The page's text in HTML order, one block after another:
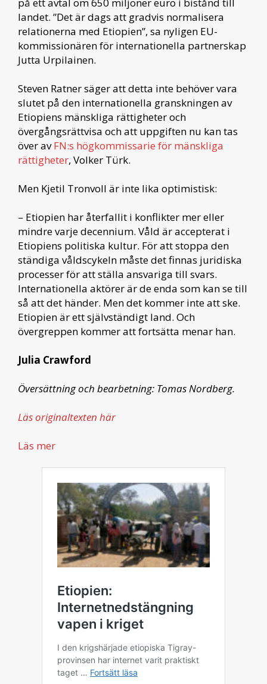
landet. ”Det är dags att gradvis normalisera
relationerna med Etiopien”, sa nyligen EU-
kommissionären för internationella partnerskap
Jutta Urpilainen.
Steven Ratner säger att detta inte behöver vara
slutet på den internationella granskningen av
Etiopiens mänskliga rättigheter och
övergångsrättvisa och att uppgiften nu kan tas
över avFN:s högkommissarie för mänskliga
rättigheter, Volker Türk.
Men Kjetil Tronvoll är inte lika optimistisk:
– Etiopien har återfallit i konflikter mer eller
mindre varje decennium. Våld är accepterat i
Etiopiens politiska kultur. För att stoppa den
ständiga våldscykeln måste det finnas juridiska
processer för att ställa ansvariga till svars.
Internationella aktörer är de enda som kan se till
så att det händer. Men det kommer inte att ske.
Etiopien är ett självständigt land. Och
övergreppen kommer att fortsätta menar han.
Julia Crawford
Översättning och bearbetning: Tomas Nordberg.
Läs originaltexten här
Läs mer